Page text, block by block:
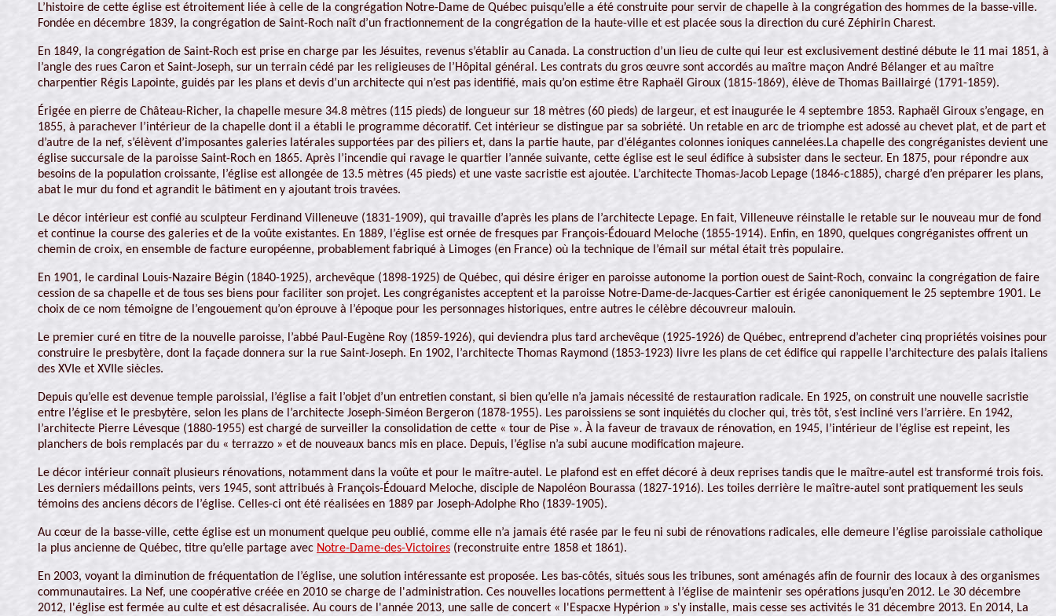
L’histoire de cette église est étroitement liée à celle de la congrégation Notre-Dame de Québec puisqu’elle a été construite pour servir de chapelle à la congrégation des hommes de la basse-ville.
Fondée en décembre 1839, la congrégation de Saint-Roch naît d’un fractionnement de la congrégation de la haute-ville et est placée sous la direction du curé Zéphirin Charest.
En 1849, la congrégation de Saint-Roch est prise en charge par les Jésuites, revenus s’établir au Canada. La construction d’un lieu de culte qui leur est exclusivement destiné débute le 11 mai 1851, à
l’angle des rues Caron et Saint-Joseph, sur un terrain cédé par les religieuses de l’Hôpital général. Les contrats du gros œuvre sont accordés au maître maçon André Bélanger et au maître
charpentier Régis Lapointe, guidés par les plans et devis d’un architecte qui n’est pas identifié, mais qu’on estime être Raphaël Giroux (1815-1869), élève de Thomas Baillairgé (1791-1859).
Érigée en pierre de Château-Richer, la chapelle mesure 34.8 mètres (115 pieds) de longueur sur 18 mètres (60 pieds) de largeur, et est inaugurée le 4 septembre 1853. Raphaël Giroux s’engage, en
1855, à parachever l’intérieur de la chapelle dont il a établi le programme décoratif. Cet intérieur se distingue par sa sobriété. Un retable en arc de triomphe est adossé au chevet plat, et de part et
d’autre de la nef, s’élèvent d’imposantes galeries latérales supportées par des piliers et, dans la partie haute, par d’élégantes colonnes ioniques cannelées.La chapelle des congréganistes devient une
église succursale de la paroisse Saint-Roch en 1865. Après l’incendie qui ravage le quartier l’année suivante, cette église est le seul édifice à subsister dans le secteur. En 1875, pour répondre aux
besoins de la population croissante, l’église est allongée de 13.5 mètres (45 pieds) et une vaste sacristie est ajoutée. L’architecte Thomas-Jacob Lepage (1846-c1885), chargé d’en préparer les plans,
abat le mur du fond et agrandit le bâtiment en y ajoutant trois travées.
Le décor intérieur est confié au sculpteur Ferdinand Villeneuve (1831-1909), qui travaille d’après les plans de l’architecte Lepage. En fait, Villeneuve réinstalle le retable sur le nouveau mur de fond
et continue la course des galeries et de la voûte existantes. En 1889, l’église est ornée de fresques par François-Édouard Meloche (1855-1914). Enfin, en 1890, quelques congréganistes offrent un
chemin de croix, en ensemble de facture européenne, probablement fabriqué à Limoges (en France) où la technique de l’émail sur métal était très populaire.
En 1901, le cardinal Louis-Nazaire Bégin (1840-1925), archevêque (1898-1925) de Québec, qui désire ériger en paroisse autonome la portion ouest de Saint-Roch, convainc la congrégation de faire
cession de sa chapelle et de tous ses biens pour faciliter son projet. Les congréganistes acceptent et la paroisse Notre-Dame-de-Jacques-Cartier est érigée canoniquement le 25 septembre 1901. Le
choix de ce nom témoigne de l’engouement qu’on éprouve à l’époque pour les personnages historiques, entre autres le célèbre découvreur malouin.
Le premier curé en titre de la nouvelle paroisse, l’abbé Paul-Eugène Roy (1859-1926), qui deviendra plus tard archevêque (1925-1926) de Québec, entreprend d’acheter cinq propriétés voisines pour
construire le presbytère, dont la façade donnera sur la rue Saint-Joseph. En 1902, l’architecte Thomas Raymond (1853-1923) livre les plans de cet édifice qui rappelle l’architecture des palais italiens
des XVIe et XVIIe siècles.
Depuis qu’elle est devenue temple paroissial, l’église a fait l’objet d’un entretien constant, si bien qu’elle n’a jamais nécessité de restauration radicale. En 1925, on construit une nouvelle sacristie
entre l’église et le presbytère, selon les plans de l’architecte Joseph-Siméon Bergeron (1878-1955). Les paroissiens se sont inquiétés du clocher qui, très tôt, s’est incliné vers l’arrière. En 1942,
l’architecte Pierre Lévesque (1880-1955) est chargé de surveiller la consolidation de cette « tour de Pise ». À la faveur de travaux de rénovation, en 1945, l’intérieur de l’église est repeint, les
planchers de bois remplacés par du « terrazzo » et de nouveaux bancs mis en place. Depuis, l’église n’a subi aucune modification majeure.
Le décor intérieur connaît plusieurs rénovations, notamment dans la voûte et pour le maître-autel. Le plafond est en effet décoré à deux reprises tandis que le maître-autel est transformé trois fois.
Les derniers médaillons peints, vers 1945, sont attribués à François-Édouard Meloche, disciple de Napoléon Bourassa (1827-1916). Les toiles derrière le maître-autel sont pratiquement les seuls
témoins des anciens décors de l’église. Celles-ci ont été réalisées en 1889 par Joseph-Adolphe Rho (1839-1905).
Au cœur de la basse-ville, cette église est un monument quelque peu oublié, comme elle n’a jamais été rasée par le feu ni subi de rénovations radicales, elle demeure l’église paroissiale catholique
la plus ancienne de Québec, titre qu’elle partage avec Notre-Dame-des-Victoires (reconstruite entre 1858 et 1861).
En 2003, voyant la diminution de fréquentation de l’église, une solution intéressante est proposée. Les bas-côtés, situés sous les tribunes, sont aménagés afin de fournir des locaux à des organismes
communautaires. La Nef, une coopérative créée en 2010 se charge de l'administration. Ces nouvelles locations permettent à l’église de maintenir ses opérations jusqu’en 2012. Le 30 décembre
2012, l'église est fermée au culte et est désacralisée. Au cours de l'année 2013, une salle de concert « l'Espacxe Hypérion » s'y installe, mais cesse ses activités le 31 décembre 2013. En 2014, La